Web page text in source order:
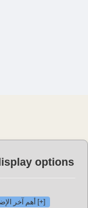
options
[+] أهم آخر